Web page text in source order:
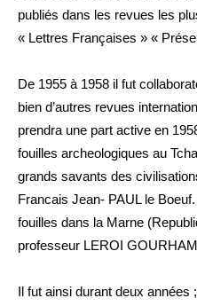
publiés dans les revues les
« Lettres Françaises » «
De 1955 à 1958 il fut
bien d’autres revues
prendra une part active en
fouilles archeologiques au
grands savants des
Francais Jean- PAUL le
fouilles dans la Marne
professeur LEROI
Il fut ainsi durant deux années